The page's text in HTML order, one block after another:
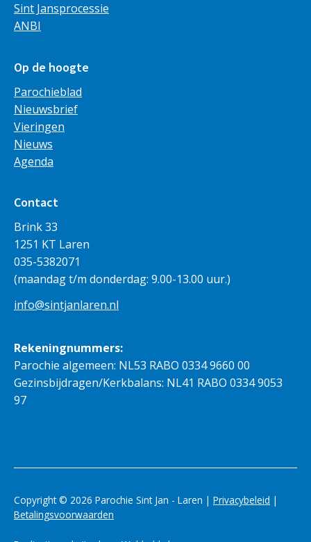
Sint Jansprocessie
ANBI
Op de hoogte
Parochieblad
Nieuwsbrief
Vieringen
Nieuws
Agenda
Contact
Brink 33
1251 KT Laren
035-5382071
(maandag t/m donderdag: 9.00-13.00 uur.)
info@sintjanlaren.nl
Rekeningnummers:
Parochie algemeen: NL53 RABO 0334 9660 00
Gezinsbijdragen/Kerkbalans: NL41 RABO 0334 9053
97
Copyright © 2026 Parochie Sint Jan - Laren | Privacybeleid |
Betalingsvoorwaarden